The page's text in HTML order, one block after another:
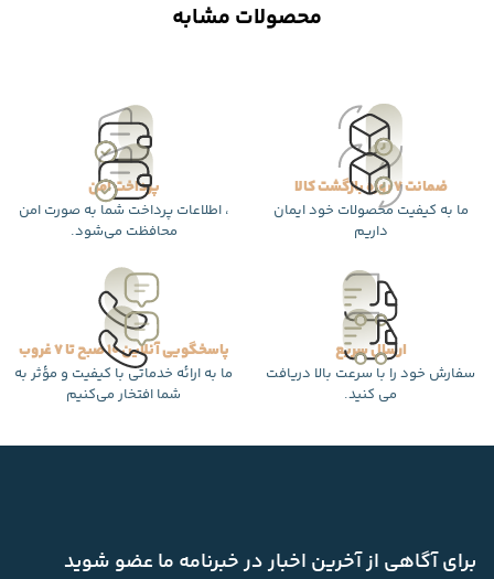
محصولات مشابه
ضمانت 7 روزه بازگشت کالا
ما به کیفیت محصولات خود ایمان
داریم
پرداخت امن
، اطلاعات پرداخت شما به صورت امن
محافظت می‌شود.
ارسال سریع
سفارش خود را با سرعت بالا دریافت
می کنید.
پاسخگویی آنلاین 10 صبح تا 7 غروب
ما به ارائه خدماتی با کیفیت و مؤثر به
شما افتخار می‌کنیم
برای آگاهی از آخرین اخبار در خبرنامه ما عضو شوید